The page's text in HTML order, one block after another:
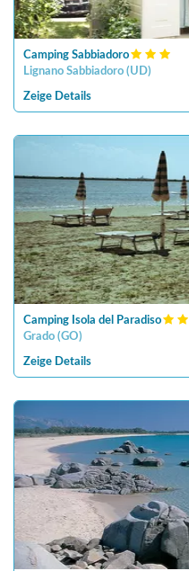
Camping Sabbiadoro
Lignano Sabbiadoro (UD)
Zeige Details
Camping Isola del Paradiso
Grado (GO)
Zeige Details